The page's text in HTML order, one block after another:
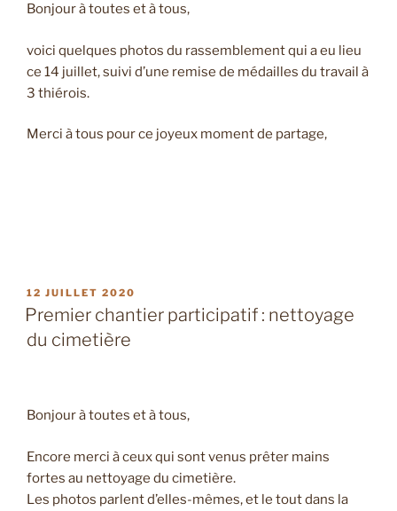
Bonjour à toutes et à tous,
voici quelques photos du rassemblement qui a eu lieu
ce 14 juillet, suivi d’une remise de médailles du travail à
3 thiérois.
Merci à tous pour ce joyeux moment de partage,
PUBLIÉ
LE
12 JUILLET 2020
Premier chantier participatif : nettoyage
du cimetière
Bonjour à toutes et à tous,
Encore merci à ceux qui sont venus prêter mains
fortes au nettoyage du cimetière.
Les photos parlent d’elles-mêmes, et le tout dans la